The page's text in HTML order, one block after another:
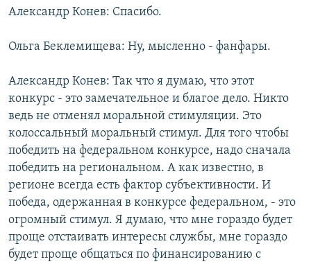
Александр Конев: Спасибо.
Ольга Беклемищева: Ну, мысленно - фанфары.
Александр Конев: Так что я думаю, что этот
конкурс - это замечательное и благое дело. Никто
ведь не отменял моральной стимуляции. Это
колоссальный моральный стимул. Для того чтобы
победить на федеральном конкурсе, надо сначала
победить на региональном. А как известно, в
регионе всегда есть фактор субъективности. И
победа, одержанная в конкурсе федеральном, - это
огромный стимул. Я думаю, что мне гораздо будет
проще отстаивать интересы службы, мне гораздо
будет проще общаться по финансированию с